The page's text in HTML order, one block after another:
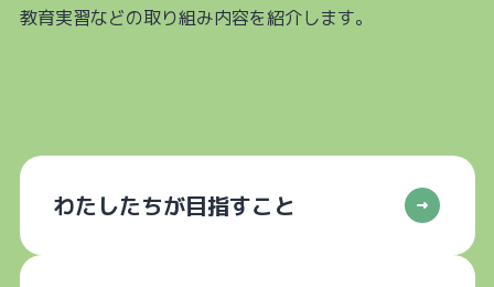
教育実習などの取り組み内容を紹介します。
わたしたちが目指すこと